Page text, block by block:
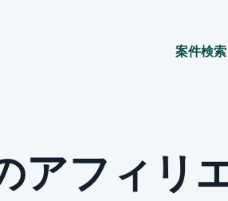
案件検索
アフィリ